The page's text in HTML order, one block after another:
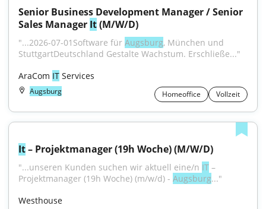
Senior Business Development Manager / Senior
Sales Manager It (M/W/D)
"...2026-07-01Software für Augsburg, München und
StuttgartDeutschland Gestalte Wachstum. Erschließe..."
AraCom IT Services
Augsburg Homeoffice Vollzeit
It – Projektmanager (19h Woche) (M/W/D)
"...unseren Kunden suchen wir aktuell eine/n IT –
Projektmanager (19h Woche) (m/w/d) - Augsburg..."
Westhouse